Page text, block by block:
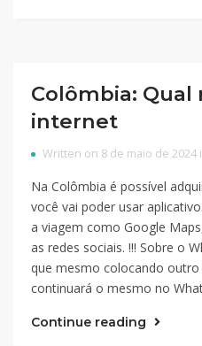
Colômbia:
internet
Written on 8 de maio de 2024
Na Colômbia é possível
você vai poder usar
a viagem como Google
as redes sociais. !!! Sobre o
que mesmo colocando
continuará o mesmo no
Continue reading